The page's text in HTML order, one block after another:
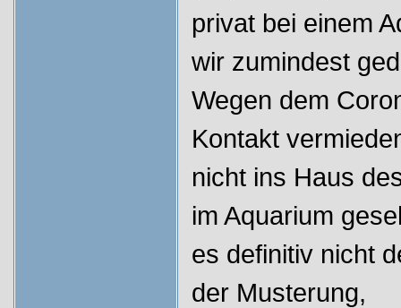
privat bei einem
wir zumindest
Wegen dem
Kontakt
nicht ins Haus
im Aquarium
es definitiv nicht
der Musterung,